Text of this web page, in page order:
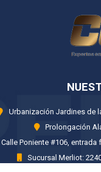
Urbanización Jardines de
Prolongación
Calle Poniente #106,
Sucursal Merliot: